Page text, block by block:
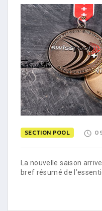
SECTION POOL
La nouvelle saison
bref résumé de